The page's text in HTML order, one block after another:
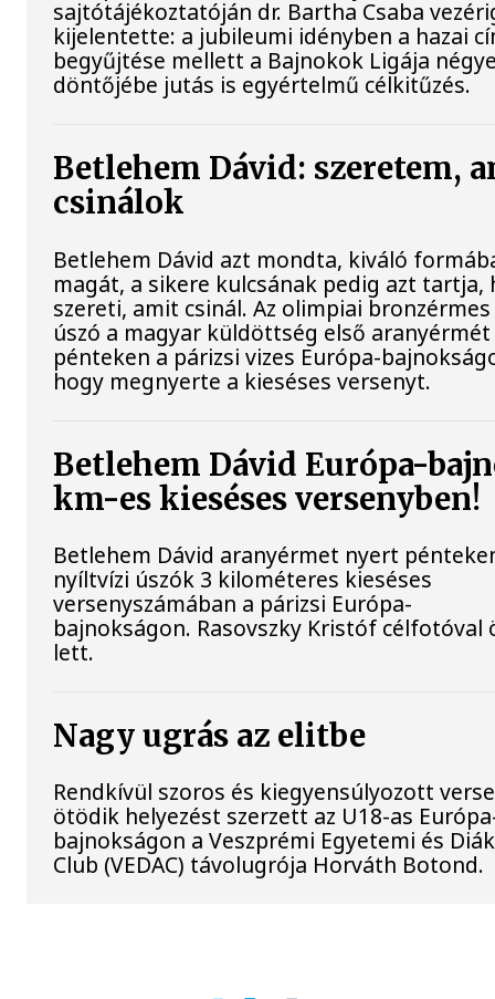
sajtótájékoztatóján dr. Bartha Csaba
kijelentette: a jubileumi idényben a hazai
begyűjtése mellett a Bajnokok Ligája
döntőjébe jutás is egyértelmű célkitűzés.
Betlehem Dávid: szeretem,
csinálok
Betlehem Dávid azt mondta, kiváló
magát, a sikere kulcsának pedig azt tartja,
szereti, amit csinál. Az olimpiai
úszó a magyar küldöttség első
pénteken a párizsi vizes Európa-
hogy megnyerte a kieséses versenyt.
Betlehem Dávid Európa-
km-es kieséses versenyben!
Betlehem Dávid aranyérmet nyert
nyíltvízi úszók 3 kilométeres kieséses
versenyszámában a párizsi Európa-
bajnokságon. Rasovszky Kristóf célfotóval
lett.
Nagy ugrás az elitbe
Rendkívül szoros és kiegyensúlyozott
ötödik helyezést szerzett az U18-as
bajnokságon a Veszprémi Egyetemi és
Club (VEDAC) távolugrója Horváth Botond.